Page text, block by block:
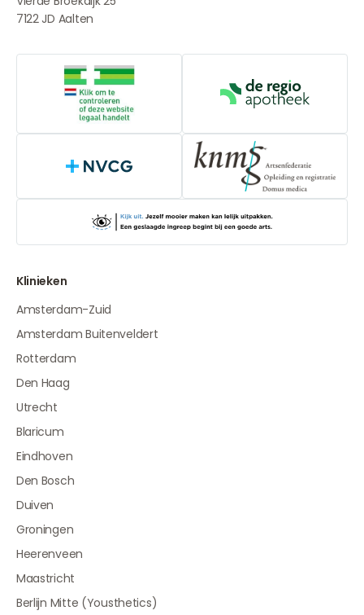
7122 JD Aalten
Online aanbieders medicijnenDe Regio
NVCG
Klinieken
Amsterdam-Zuid
Amsterdam Buitenveldert
Rotterdam
Den Haag
Utrecht
Blaricum
Eindhoven
Den Bosch
Duiven
Groningen
Heerenveen
Maastricht
Berlijn Mitte (Yousthetics)